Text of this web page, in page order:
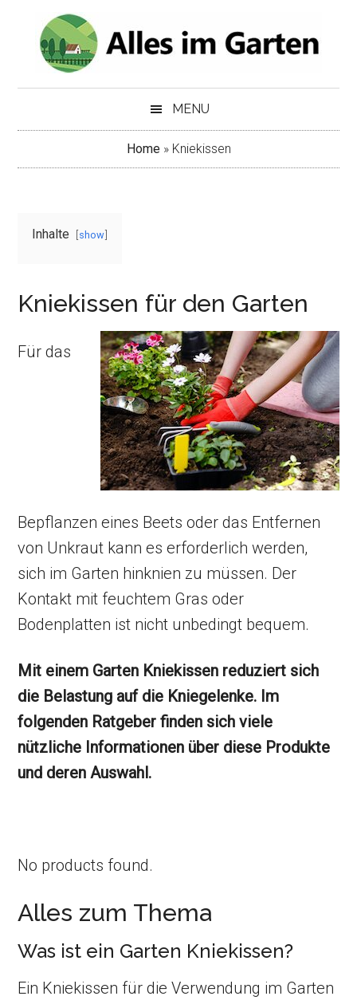
content
secondary
menu
MENU
Home» Kniekissen
Inhalte show
Kniekissen für den Garten
Für das
Bepflanzen eines Beets oder das Entfernen
von Unkraut kann es erforderlich werden,
sich im Garten hinknien zu müssen. Der
Kontakt mit feuchtem Gras oder
Bodenplatten ist nicht unbedingt bequem.
Mit einem Garten Kniekissen reduziert sich
die Belastung auf die Kniegelenke. Im
folgenden Ratgeber finden sich viele
nützliche Informationen über diese Produkte
und deren Auswahl.
No products found.
Alles zum Thema
Was ist ein Garten Kniekissen?
Ein Kniekissen für die Verwendung im Garten